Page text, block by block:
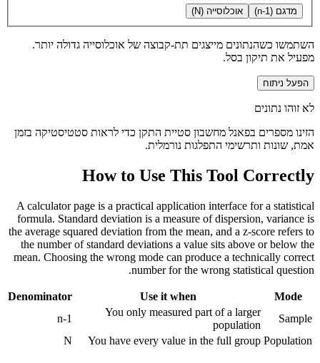
מדגם (n-1) אוכלוסייה (N)
השתמשו כשהנתונים מייצגים תת-קבוצה של אוכלוסייה גדולה יותר.
מפעיל את תיקון בסל.
הפעל ניתוח
לא זוהו נתונים
הזינו מספרים בפאנל מחשבון סטיית התקן כדי לראות סטטיסטיקה בזמן
אמת, שונות ותרשימי התפלגות נורמלית.
How to Use This Tool Correctly
A calculator page is a practical application interface for a statistical
formula. Standard deviation is a measure of dispersion, variance is
the average squared deviation from the mean, and a z-score refers to
the number of standard deviations a value sits above or below the
mean. Choosing the wrong mode can produce a technically correct
number for the wrong statistical question.
Mode
Use it when
Denominator
Sample
You only measured part of a larger
population
n-1
Population
You have every value in the full group
N